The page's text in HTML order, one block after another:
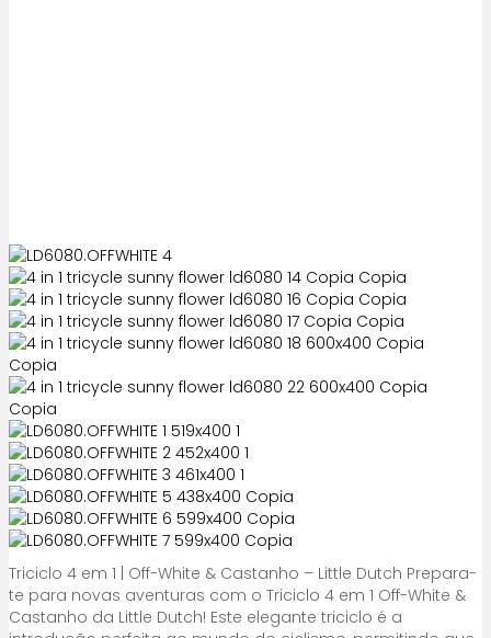
Triciclo 4 em 1 | Off-White & Castanho – Little Dutch Prepara-
te para novas aventuras com o Triciclo 4 em 1 Off-White &
Castanho da Little Dutch! Este elegante triciclo é a